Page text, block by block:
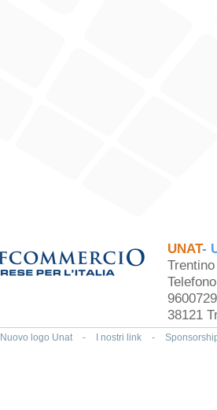
UNAT-
38121
Nuovo logo Unat - I nostri link -